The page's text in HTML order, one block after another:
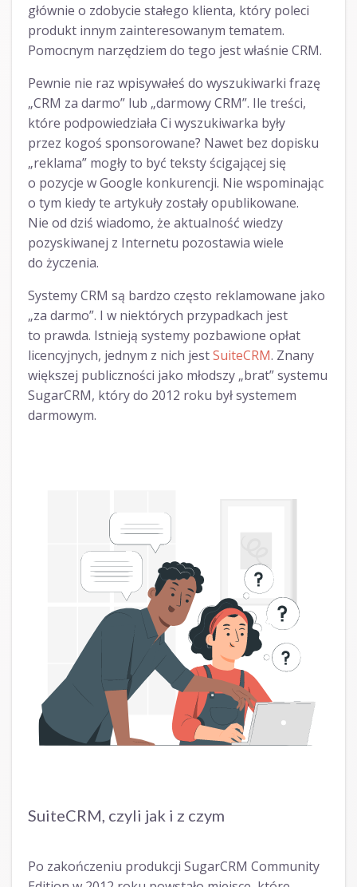
głównie o zdobycie stałego klienta, który poleci
produkt innym zainteresowanym tematem.
Pomocnym narzędziem do tego jest właśnie CRM.
Pewnie nie raz wpisywałeś do wyszukiwarki frazę
„CRM za darmo” lub „darmowy CRM”. Ile treści,
które podpowiedziała Ci wyszukiwarka były
przez kogoś sponsorowane? Nawet bez dopisku
„reklama” mogły to być teksty ścigającej się
o pozycje w Google konkurencji. Nie wspominając
o tym kiedy te artykuły zostały opublikowane.
Nie od dziś wiadomo, że aktualność wiedzy
pozyskiwanej z Internetu pozostawia wiele
do życzenia.
Systemy CRM są bardzo często reklamowane jako
„za darmo”. I w niektórych przypadkach jest
to prawda. Istnieją systemy pozbawione opłat
licencyjnych, jednym z nich jestSuiteCRM. Znany
większej publiczności jako młodszy „brat” systemu
SugarCRM, który do 2012 roku był systemem
darmowym.
SuiteCRM, czyli jak i z czym
Po zakończeniu produkcji SugarCRM Community